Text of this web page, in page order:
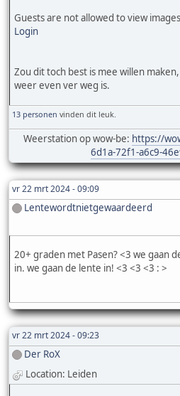
Guests are not allowed to view
Login
Zou dit toch best is mee willen
weer even ver weg is.
13 personen vinden dit leuk.
Weerstation op wow-be: https://
6d1a-72f1-a6c9-
vr 22 mrt 2024 - 09:09
Lentewordtnietgewaardeerd
20+ graden met Pasen? <3 we gaan
in. we gaan de lente in! <3 <3 <3 : >
vr 22 mrt 2024 - 09:23
Der RoX
Location: Leiden